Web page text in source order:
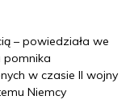
– powiedziała we
pomnika
w czasie II wojny
Niemcy